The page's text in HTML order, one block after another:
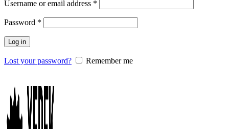
Username or email address *
Password *
Log in
Lost your password?
Remember me